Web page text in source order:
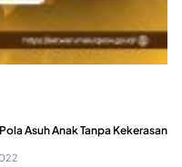
Asuh Anak Tanpa Kekerasan